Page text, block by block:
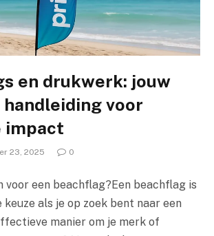
en drukwerk: jouw
voor
impact
23, 2025 0
voor een beachflag?Een beachflag is
als je op zoek bent naar een
manier om je merk of